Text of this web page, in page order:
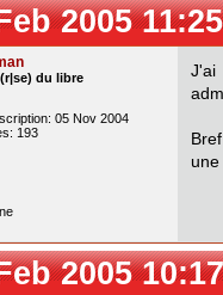
2005
du libre
05 Nov 2004
193
J'ai
2005